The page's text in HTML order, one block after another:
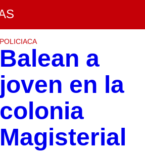
POLICIACA
Balean a
joven en la
colonia
Magisterial